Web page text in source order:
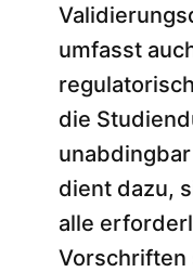
umfasst
die
dient dazu,
alle
Vorschriften